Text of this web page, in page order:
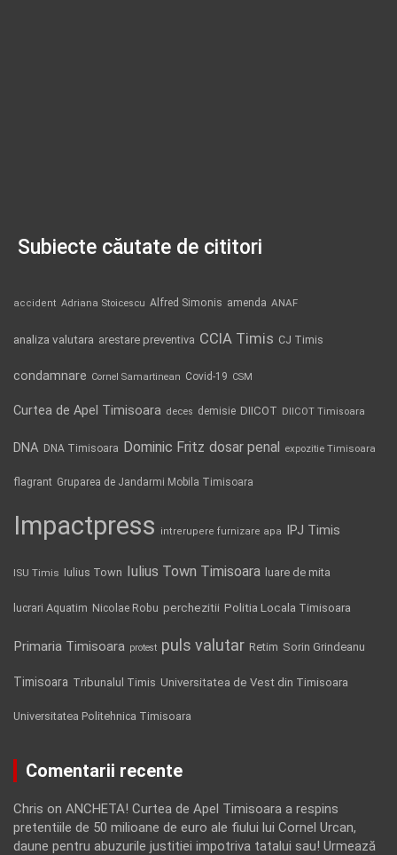
Subiecte căutate de cititori
accident Adriana Stoicescu Alfred Simonis amenda ANAF
analiza valutara arestare preventiva CCIA Timis CJ Timis
condamnare Cornel Samartinean Covid-19 CSM
Curtea de Apel Timisoara deces demisie DIICOT DIICOT Timisoara
DNA DNA Timisoara Dominic Fritz dosar penal expozitie Timisoara
flagrant Gruparea de Jandarmi Mobila Timisoara
Impactpress intrerupere furnizare apa IPJ Timis
ISU Timis Iulius Town Iulius Town Timisoara luare de mita
lucrari Aquatim Nicolae Robu perchezitii Politia Locala Timisoara
Primaria Timisoara protest puls valutar Retim Sorin Grindeanu
Timisoara Tribunalul Timis Universitatea de Vest din Timisoara
Universitatea Politehnica Timisoara
Comentarii recente
Chris on ANCHETA! Curtea de Apel Timisoara a respins
pretentiile de 50 milioane de euro ale fiului lui Cornel Urcan,
daune pentru abuzurile justitiei impotriva tatalui sau! Urmează